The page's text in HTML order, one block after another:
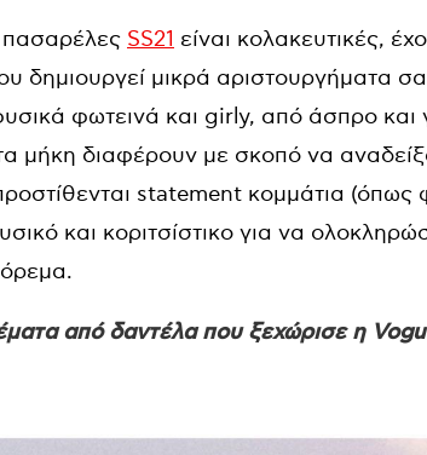
πασαρέλες SS21 είναι κολακευτικές,
δημιουργεί μικρά αριστουργήματα
φωτεινά και girly, από άσπρο και
μήκη διαφέρουν με σκοπό να
statement κομμάτια (όπως
και κοριτσίστικο για να
από δαντέλα που ξεχώρισε η